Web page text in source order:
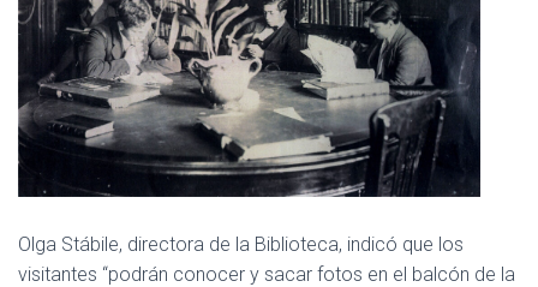
Olga Stábile, directora de la Biblioteca, indicó que los
visitantes “podrán conocer y sacar fotos en el balcón de la